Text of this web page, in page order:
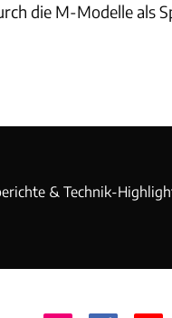
die M-Modelle als
& Technik-